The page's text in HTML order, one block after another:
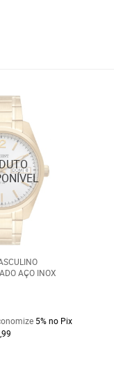
AÇO INOX
5% no Pix